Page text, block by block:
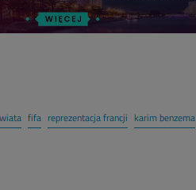
fifa reprezentacja francji karim benzema